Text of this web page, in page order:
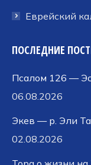
Еврейский
ПОСЛЕДНИЕ
Псалом 126 —
06.08.2026
Экев — р. Эли
02.08.2026